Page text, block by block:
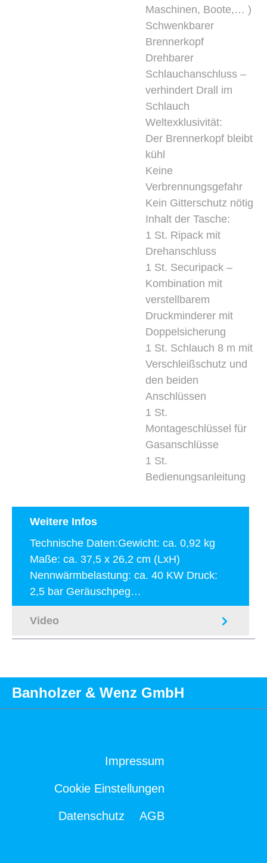
Maschinen, Boote,… )
Schwenkbarer
Brennerkopf
Drehbarer
Schlauchanschluss –
verhindert Drall im
Schlauch
Weltexklusivität:
Der Brennerkopf bleibt
kühl
Keine
Verbrennungsgefahr
Kein Gitterschutz nötig
Inhalt der Tasche:
1 St. Ripack mit
Drehanschluss
1 St. Securipack –
Kombination mit
verstellbarem
Druckminderer mit
Doppelsicherung
1 St. Schlauch 8 m mit
Verschleißschutz und
den beiden
Anschlüssen
1 St.
Montageschlüssel für
Gasanschlüsse
1 St.
Bedienungsanleitung
Weitere Infos
Technische Daten:Gewicht: ca. 0,92 kg
Maße: ca. 37,5 x 26,2 cm (LxH)
Nennwärmbelastung: ca. 40 KW Druck:
2,5 bar Geräuschpeg…
Video
Banholzer & Wenz GmbH
Impressum
Cookie Einstellungen
Datenschutz AGB